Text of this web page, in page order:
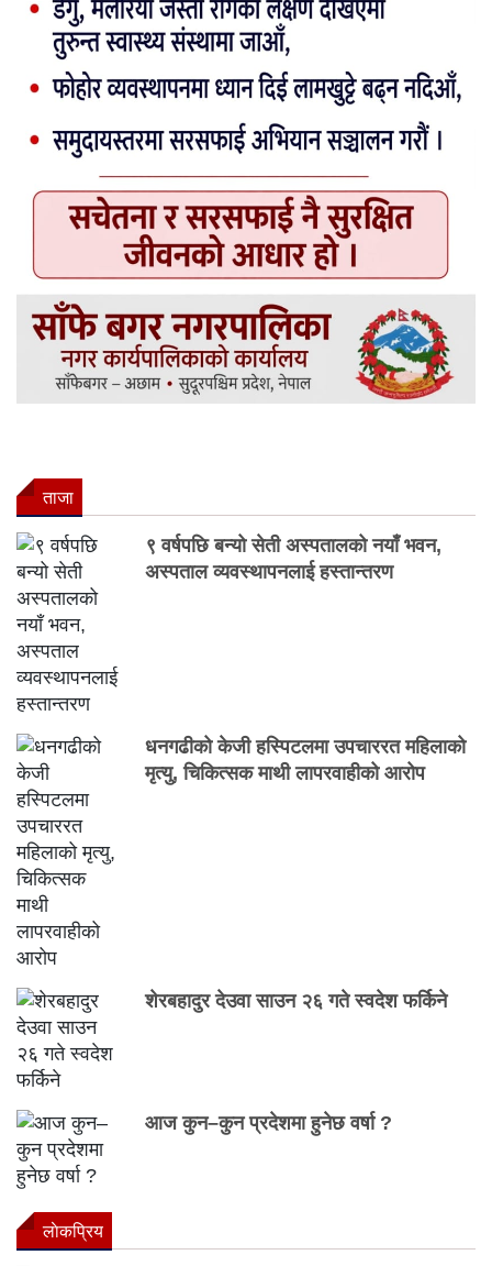
ताजा
९ वर्षपछि बन्यो सेती अस्पतालको नयाँ भवन,
अस्पताल व्यवस्थापनलाई हस्तान्तरण
धनगढीको केजी हस्पिटलमा उपचाररत महिलाको
मृत्यु, चिकित्सक माथी लापरवाहीको आरोप
शेरबहादुर देउवा साउन २६ गते स्वदेश फर्किने
आज कुन–कुन प्रदेशमा हुनेछ वर्षा ?
लाेकप्रिय